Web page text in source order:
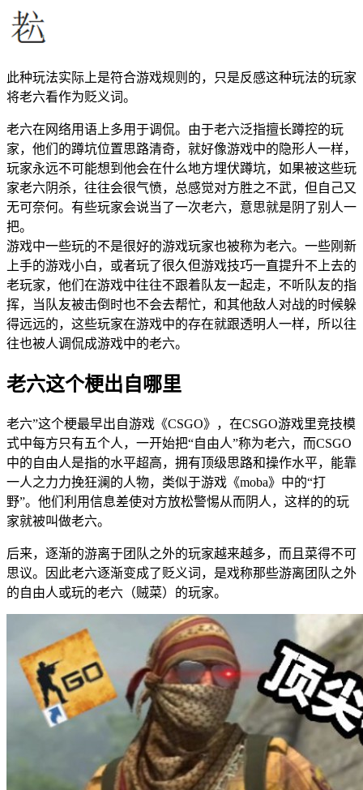
此种玩法实际上是符合游戏规则的，只是反感这种玩法的玩家
将老六看作为贬义词。
老六在网络用语上多用于调侃。由于老六泛指擅长蹲控的玩
家，他们的蹲坑位置思路清奇，就好像游戏中的隐形人一样，
玩家永远不可能想到他会在什么地方埋伏蹲坑，如果被这些玩
家老六阴杀，往往会很气愤，总感觉对方胜之不武，但自己又
无可奈何。有些玩家会说当了一次老六，意思就是阴了别人一
把。
游戏中一些玩的不是很好的游戏玩家也被称为老六。一些刚新
上手的游戏小白，或者玩了很久但游戏技巧一直提升不上去的
老玩家，他们在游戏中往往不跟着队友一起走，不听队友的指
挥，当队友被击倒时也不会去帮忙，和其他敌人对战的时候躲
得远远的，这些玩家在游戏中的存在就跟透明人一样，所以往
往也被人调侃成游戏中的老六。
老六这个梗出自哪里
老六”这个梗最早出自游戏《CSGO》，在CSGO游戏里竞技模
式中每方只有五个人，一开始把“自由人”称为老六，而CSGO
中的自由人是指的水平超高，拥有顶级思路和操作水平，能靠
一人之力力挽狂澜的人物，类似于游戏《moba》中的“打
野”。他们利用信息差使对方放松警惕从而阴人，这样的的玩
家就被叫做老六。
后来，逐渐的游离于团队之外的玩家越来越多，而且菜得不可
思议。因此老六逐渐变成了贬义词，是戏称那些游离团队之外
的自由人或玩的老六（贼菜）的玩家。